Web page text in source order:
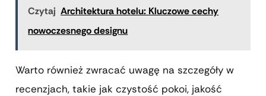
Czytaj Architektura hotelu: Kluczowe cechy
nowoczesnego designu
Warto również zwracać uwagę na szczegóły w
recenzjach, takie jak czystość pokoi, jakość